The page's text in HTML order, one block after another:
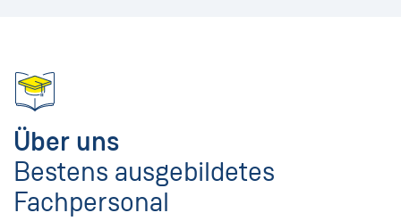
Über uns
Bestens ausgebildetes
Fachpersonal